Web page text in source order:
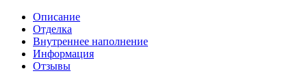
Описание
Отделка
Внутреннее наполнение
Информация
Отзывы